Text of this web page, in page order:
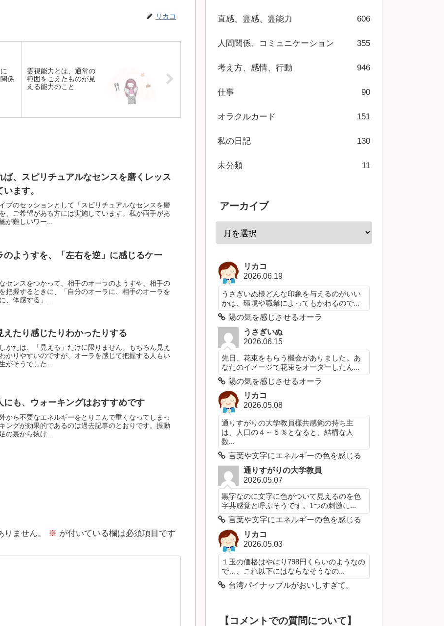
リカコ
係
霊視能力とは、通常の
範囲をこえたものが見
える能力のこと
ば、スピリチュアルなセンスを磨くレッス
ます。
プのセッションとして「スピリチュアルなセンスを磨
、ご希望がある方には実施しています。私が両手があ
が難しいワー...
のようすを、「左右を逆」に感じるケー
センスをつかって、相手のオーラのようすや、相手の
把握するときに、「自分のオーラに、相手のオーラを
、体感する」...
えたり感じたりわかったりする
かたは、「見える」だけに限りません。もちろん見え
かりやすいのですが、オーラを感じて把握する人もい
がそうでした...
にも、ウォーキングはおすすめです
から不要なエネルギーをとりこんで重くなってしまっ
ングが効果的であるのは過去記事のとおりです。振動
の裏から抜け...
ません。 ※ が付いている欄は必須項目です
直感、霊感、霊能力 606
人間関係、コミュニケーション 355
考え方、感情、行動 946
仕事 90
オラクルカード 151
私の日記 130
未分類 11
アーカイブ
リカコ
2026.06.19
うさぎいぬ様どんな印象を与えるのがいい
かは、環境や職業によってもかわるので...
陽の気を感じさせるオーラ
うさぎいぬ
2026.06.15
先日、花束をもらう機会がありました。あ
なたのイメージで花束をオーダーしたん...
陽の気を感じさせるオーラ
リカコ
2026.05.08
通りすがりの大学教員様共感覚の持ち主
は、人口の４～５％となると、結構な人
数...
言葉や文字にエネルギーの色を感じる
通りすがりの大学教員
2026.05.07
黒字なのに文字に色がついて見えるのを色
字共感覚と呼ぶそうです。1つの刺激に...
言葉や文字にエネルギーの色を感じる
リカコ
2026.05.03
１玉の価格はやはり798円くらいのようなの
で…、これ以下にはならなそうなの...
台湾パイナップルがおいしすぎて。
【コメントでの質問について】